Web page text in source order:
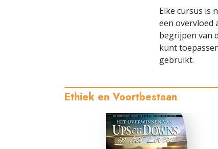
Elke cursus is
een overvloed
begrijpen van
kunt
gebruikt.
Ethiek en Voortbestaan